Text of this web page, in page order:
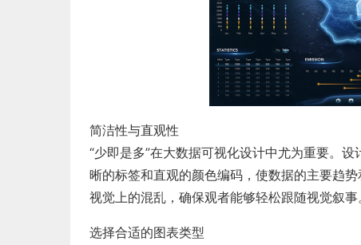
简洁性与直观性
“少即是多”在大数据可视化设计中尤为重要。
晰的标签和直观的颜色编码，使数据的主要趋
视觉上的混乱，确保观者能够轻松跟随视觉叙事
选择合适的图表类型